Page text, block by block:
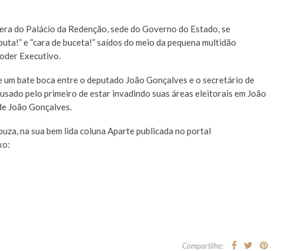
do Palácio da Redenção, sede do Governo do Estado, se
e “cara de buceta!” saídos do meio da pequena multidão
Executivo.
bate boca entre o deputado João Gonçalves e o secretário de
pelo primeiro de estar invadindo suas áreas eleitorais em João
João Gonçalves.
na sua bem lida coluna Aparte publicada no portal
Compartilhe: